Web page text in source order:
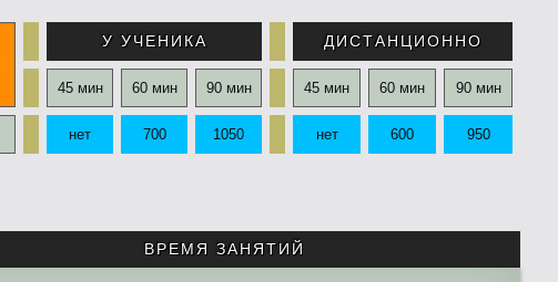
У УЧЕНИКА ДИСТАНЦИОННО
45 мин 60 мин 90 мин 45 мин 60 мин 90 мин
нет 700 1050 нет 600 950
ВРЕМЯ ЗАНЯТИЙ